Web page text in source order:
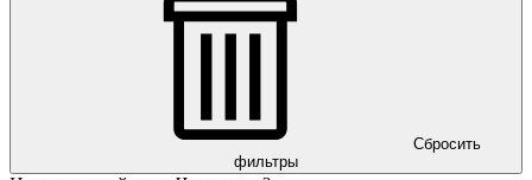
Сбросить
фильтры